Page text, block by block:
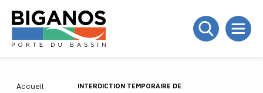
Accueil INTERDICTION TEMPORAIRE DE L’ACCÈS AUX ESPACES EXPOSES DES COMMUNES A DOMINANTE FORESTIÈRE DU DÉPARTEMENT DE LA GIRONDE